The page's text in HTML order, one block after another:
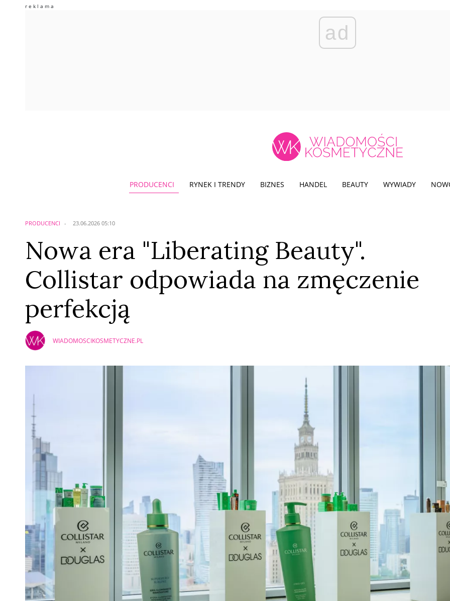
ad
PRODUCENCI RYNEK I TRENDY BIZNES HANDEL BEAUTY WYWIADY
PRODUCENCI 23.06.2026 05:10
Nowa era "Liberating Beauty".
Collistar odpowiada na zmęczenie
perfekcją
WIADOMOSCIKOSMETYCZNE.PL